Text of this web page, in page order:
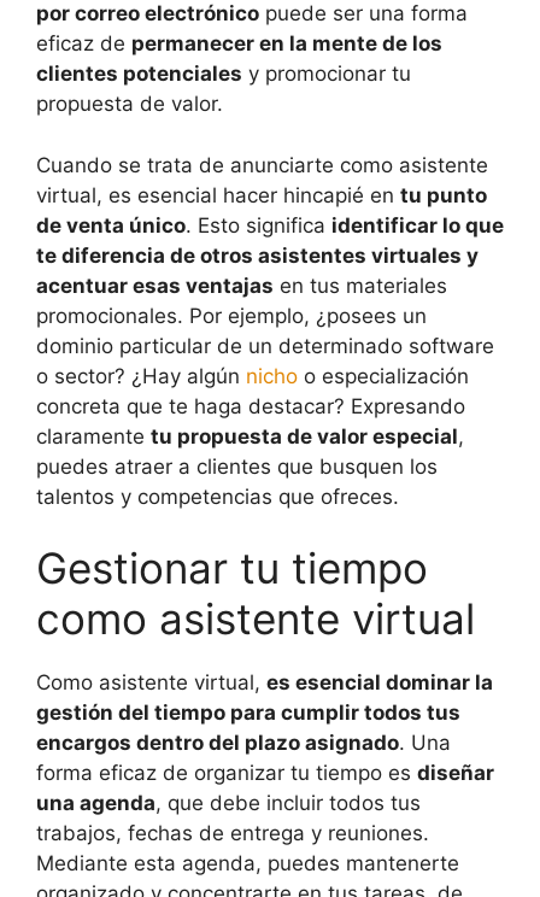
por correo electrónico puede ser una forma
eficaz de permanecer en la mente de los
clientes potenciales y promocionar tu
propuesta de valor.
Cuando se trata de anunciarte como asistente
virtual, es esencial hacer hincapié en tu punto
de venta único. Esto significa identificar lo que
te diferencia de otros asistentes virtuales y
acentuar esas ventajas en tus materiales
promocionales. Por ejemplo, ¿posees un
dominio particular de un determinado software
o sector? ¿Hay algún nicho o especialización
concreta que te haga destacar? Expresando
claramente tu propuesta de valor especial,
puedes atraer a clientes que busquen los
talentos y competencias que ofreces.
Gestionar tu tiempo
como asistente virtual
Como asistente virtual, es esencial dominar la
gestión del tiempo para cumplir todos tus
encargos dentro del plazo asignado. Una
forma eficaz de organizar tu tiempo es diseñar
una agenda, que debe incluir todos tus
trabajos, fechas de entrega y reuniones.
Mediante esta agenda, puedes mantenerte